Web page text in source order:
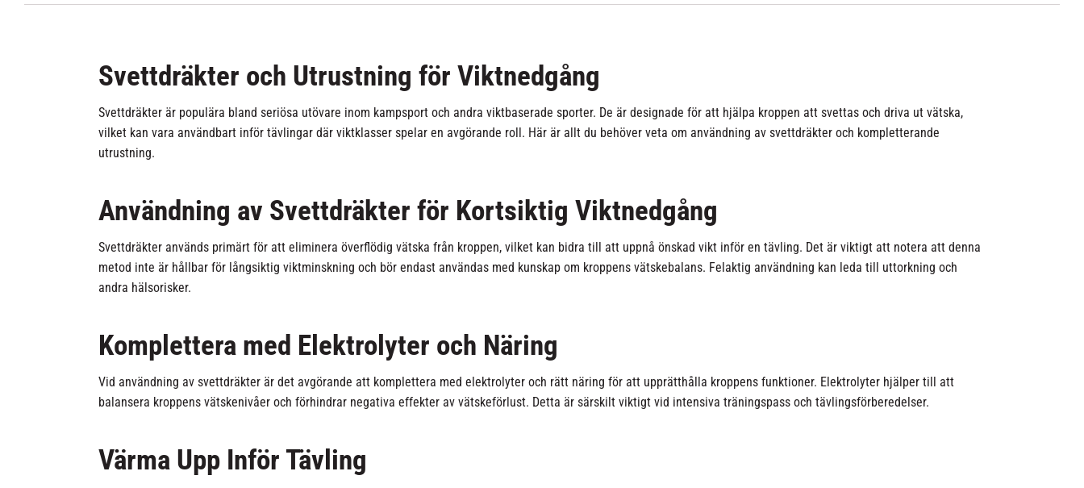
Svettdräkter och Utrustning för Viktnedgång
Svettdräkter är populära bland seriösa utövare inom kampsport och andra viktbaserade sporter. De är designade för att hjälpa kroppen att svettas och driva ut vätska,
vilket kan vara användbart inför tävlingar där viktklasser spelar en avgörande roll. Här är allt du behöver veta om användning av svettdräkter och kompletterande
utrustning.
Användning av Svettdräkter för Kortsiktig Viktnedgång
Svettdräkter används primärt för att eliminera överflödig vätska från kroppen, vilket kan bidra till att uppnå önskad vikt inför en tävling. Det är viktigt att notera att denna
metod inte är hållbar för långsiktig viktminskning och bör endast användas med kunskap om kroppens vätskebalans. Felaktig användning kan leda till uttorkning och
andra hälsorisker.
Komplettera med Elektrolyter och Näring
Vid användning av svettdräkter är det avgörande att komplettera med elektrolyter och rätt näring för att upprätthålla kroppens funktioner. Elektrolyter hjälper till att
balansera kroppens vätskenivåer och förhindrar negativa effekter av vätskeförlust. Detta är särskilt viktigt vid intensiva träningspass och tävlingsförberedelser.
Värma Upp Inför Tävling